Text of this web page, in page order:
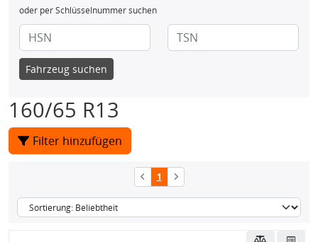
oder per Schlüsselnummer suchen
Fahrzeug suchen
160/65 R13
Filter hinzufügen
1